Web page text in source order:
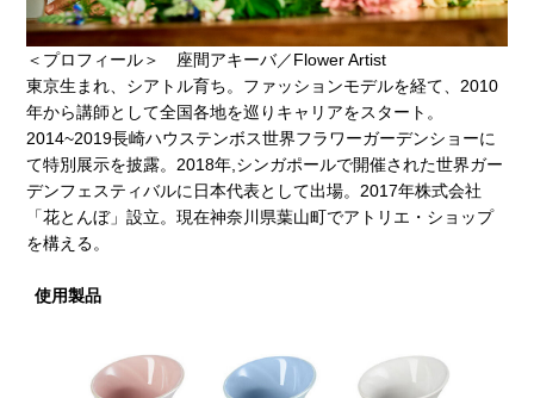
＜プロフィール＞ 座間アキーバ／Flower Artist
東京生まれ、シアトル育ち。ファッションモデルを経て、2010
年から講師として全国各地を巡りキャリアをスタート。
2014~2019長崎ハウステンボス世界フラワーガーデンショーに
て特別展示を披露。2018年,シンガポールで開催された世界ガー
デンフェスティバルに日本代表として出場。2017年株式会社
「花とんぼ」設立。現在神奈川県葉山町でアトリエ・ショップ
を構える。
使用製品